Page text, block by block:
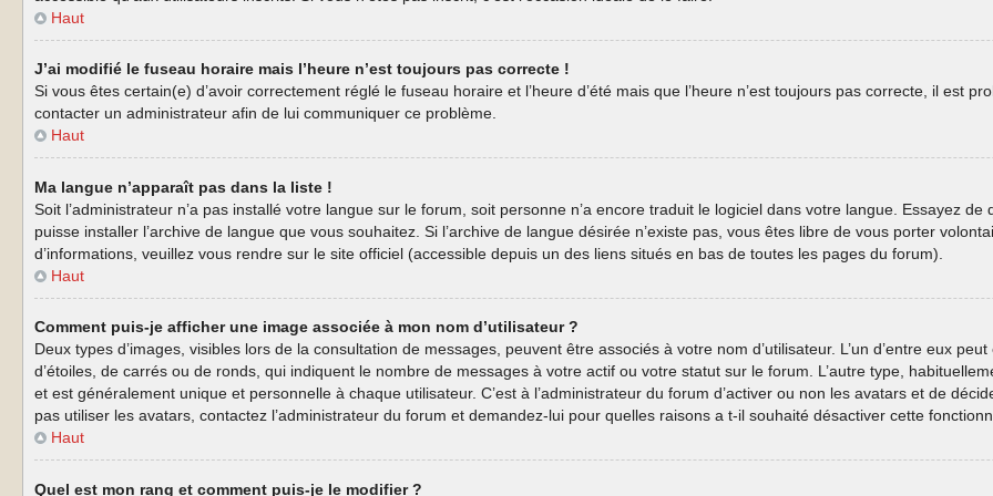
Haut
J’ai modifié le fuseau horaire mais l’heure n’est toujours pas correcte !
Si vous êtes certain(e) d’avoir correctement réglé le fuseau horaire et l’heure d’été mais que l’heure n’est toujours pas correcte, il est
contacter un administrateur afin de lui communiquer ce problème.
Haut
Ma langue n’apparaît pas dans la liste !
Soit l’administrateur n’a pas installé votre langue sur le forum, soit personne n’a encore traduit le logiciel dans votre langue. Essayez
puisse installer l’archive de langue que vous souhaitez. Si l’archive de langue désirée n’existe pas, vous êtes libre de vous porter
d’informations, veuillez vous rendre sur le site officiel (accessible depuis un des liens situés en bas de toutes les pages du forum).
Haut
Comment puis-je afficher une image associée à mon nom d’utilisateur ?
Deux types d’images, visibles lors de la consultation de messages, peuvent être associés à votre nom d’utilisateur. L’un d’entre eux
d’étoiles, de carrés ou de ronds, qui indiquent le nombre de messages à votre actif ou votre statut sur le forum. L’autre type,
et est généralement unique et personnelle à chaque utilisateur. C’est à l’administrateur du forum d’activer ou non les avatars et de
pas utiliser les avatars, contactez l’administrateur du forum et demandez-lui pour quelles raisons a t-il souhaité désactiver cette
Haut
Quel est mon rang et comment puis-je le modifier ?